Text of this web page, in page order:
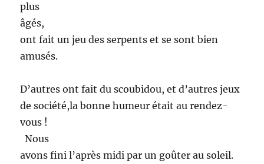
plus
âgés,
ont fait un jeu des serpents et se sont bien
amusés.
D’autres ont fait du scoubidou, et d’autres jeux
de société,la bonne humeur était au rendez-
vous !
Nous
avons fini l’après midi par un goûter au soleil.